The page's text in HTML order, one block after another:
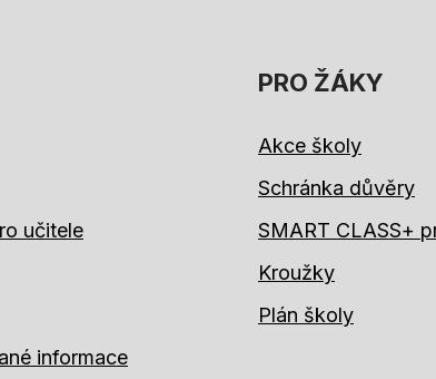
učitele
informace
PRO ŽÁKY
Akce školy
Schránka důvěry
SMART CLASS+
Kroužky
Plán školy